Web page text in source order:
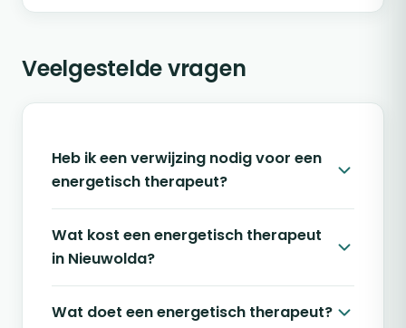
Veelgestelde vragen
Heb ik een verwijzing nodig voor een
energetisch therapeut?
Wat kost een energetisch therapeut
in Nieuwolda?
Wat doet een energetisch therapeut?